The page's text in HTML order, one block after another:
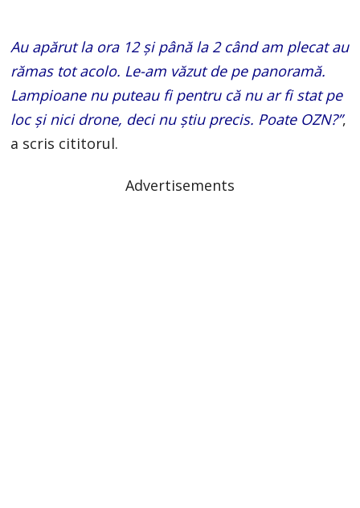
Au apărut la ora 12 și până la 2 când am plecat au
rămas tot acolo. Le-am văzut de pe panoramă.
Lampioane nu puteau fi pentru că nu ar fi stat pe
loc și nici drone, deci nu știu precis. Poate OZN?”,
a scris cititorul.
Advertisements